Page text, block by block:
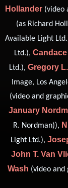
Hollander (video
(as Richard
Available Light
Ltd.),
Ltd.), Gregory
Image, Los
(video and
January
R. Nordman)),
Light Ltd.),
John T. Van
Wash (video and